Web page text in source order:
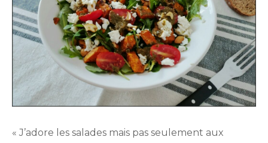
« J’adore les salades mais pas seulement aux